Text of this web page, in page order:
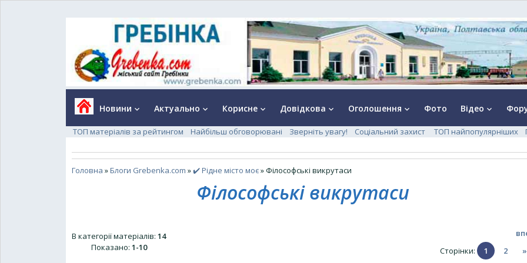
Новини keyboard_arrow_down Актуально keyboard_arrow_down Корисне keyboard_arrow_down Довідкова keyboard_arrow_down Оголошення keyboard_arrow_down Фото Відео keyboard_arrow_down
ТОП матеріалів за рейтингом Найбільш обговорювані Зверніть увагу! Соціальний захист ТОП найпопулярніших
Головна »Блоги Grebenka.com »✔️ Рідне місто моє» Філософські викрутаси
Філософські викрутаси
В категорії матеріалів: 14
Показано: 1-10 Сторінки: 1 2
»